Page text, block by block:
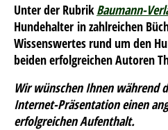
Unter der RubrikBaumann-
Hundehalter in zahlreichen
Wissenswertes rund um den
beiden erfolgreichen Autoren
Wir wünschen Ihnen während
Internet-Präsentation einen
erfolgreichen Aufenthalt.